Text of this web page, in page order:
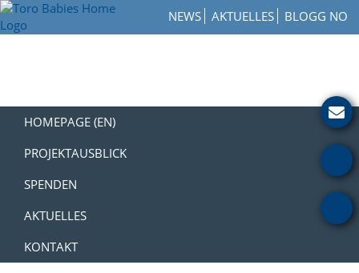
Zur
Hauptnavigation
Skip
to
Zur
Fußzeile
NEWS AKTUELLES BLOGG NO
Toro
with
HOMEPAGE (EN)
PROJEKTAUSBLICK
SPENDEN
AKTUELLES
KONTAKT